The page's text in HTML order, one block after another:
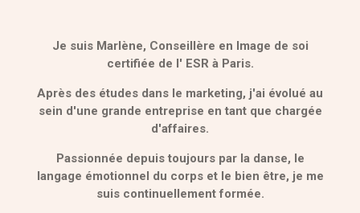
Je suis Marlène, Conseillère en Image de soi
certifiée de l' ESR à Paris.
Après des études dans le marketing, j'ai évolué au
sein d'une grande entreprise en tant que chargée
d'affaires.
Passionnée depuis toujours par la danse, le
langage émotionnel du corps et le bien être, je me
suis continuellement formée.